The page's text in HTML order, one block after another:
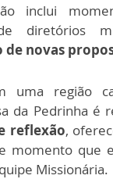
inclui
diretórios
de novas
uma região
da Pedrinha é
reflexão,
momento que
Missionária.